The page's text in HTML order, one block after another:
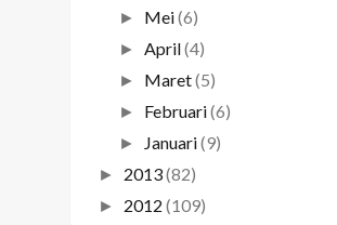
► Mei(6)
►April(4)
► Maret(5)
► Februari(6)
► Januari(9)
► 2013(82)
► 2012 (109)